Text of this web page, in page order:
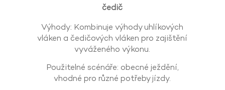
čedič
Výhody: Kombinuje výhody uhlíkových
vláken a čedičových vláken pro zajištění
vyváženého výkonu.
Použitelné scénáře: obecné ježdění,
vhodné pro různé potřeby jízdy.